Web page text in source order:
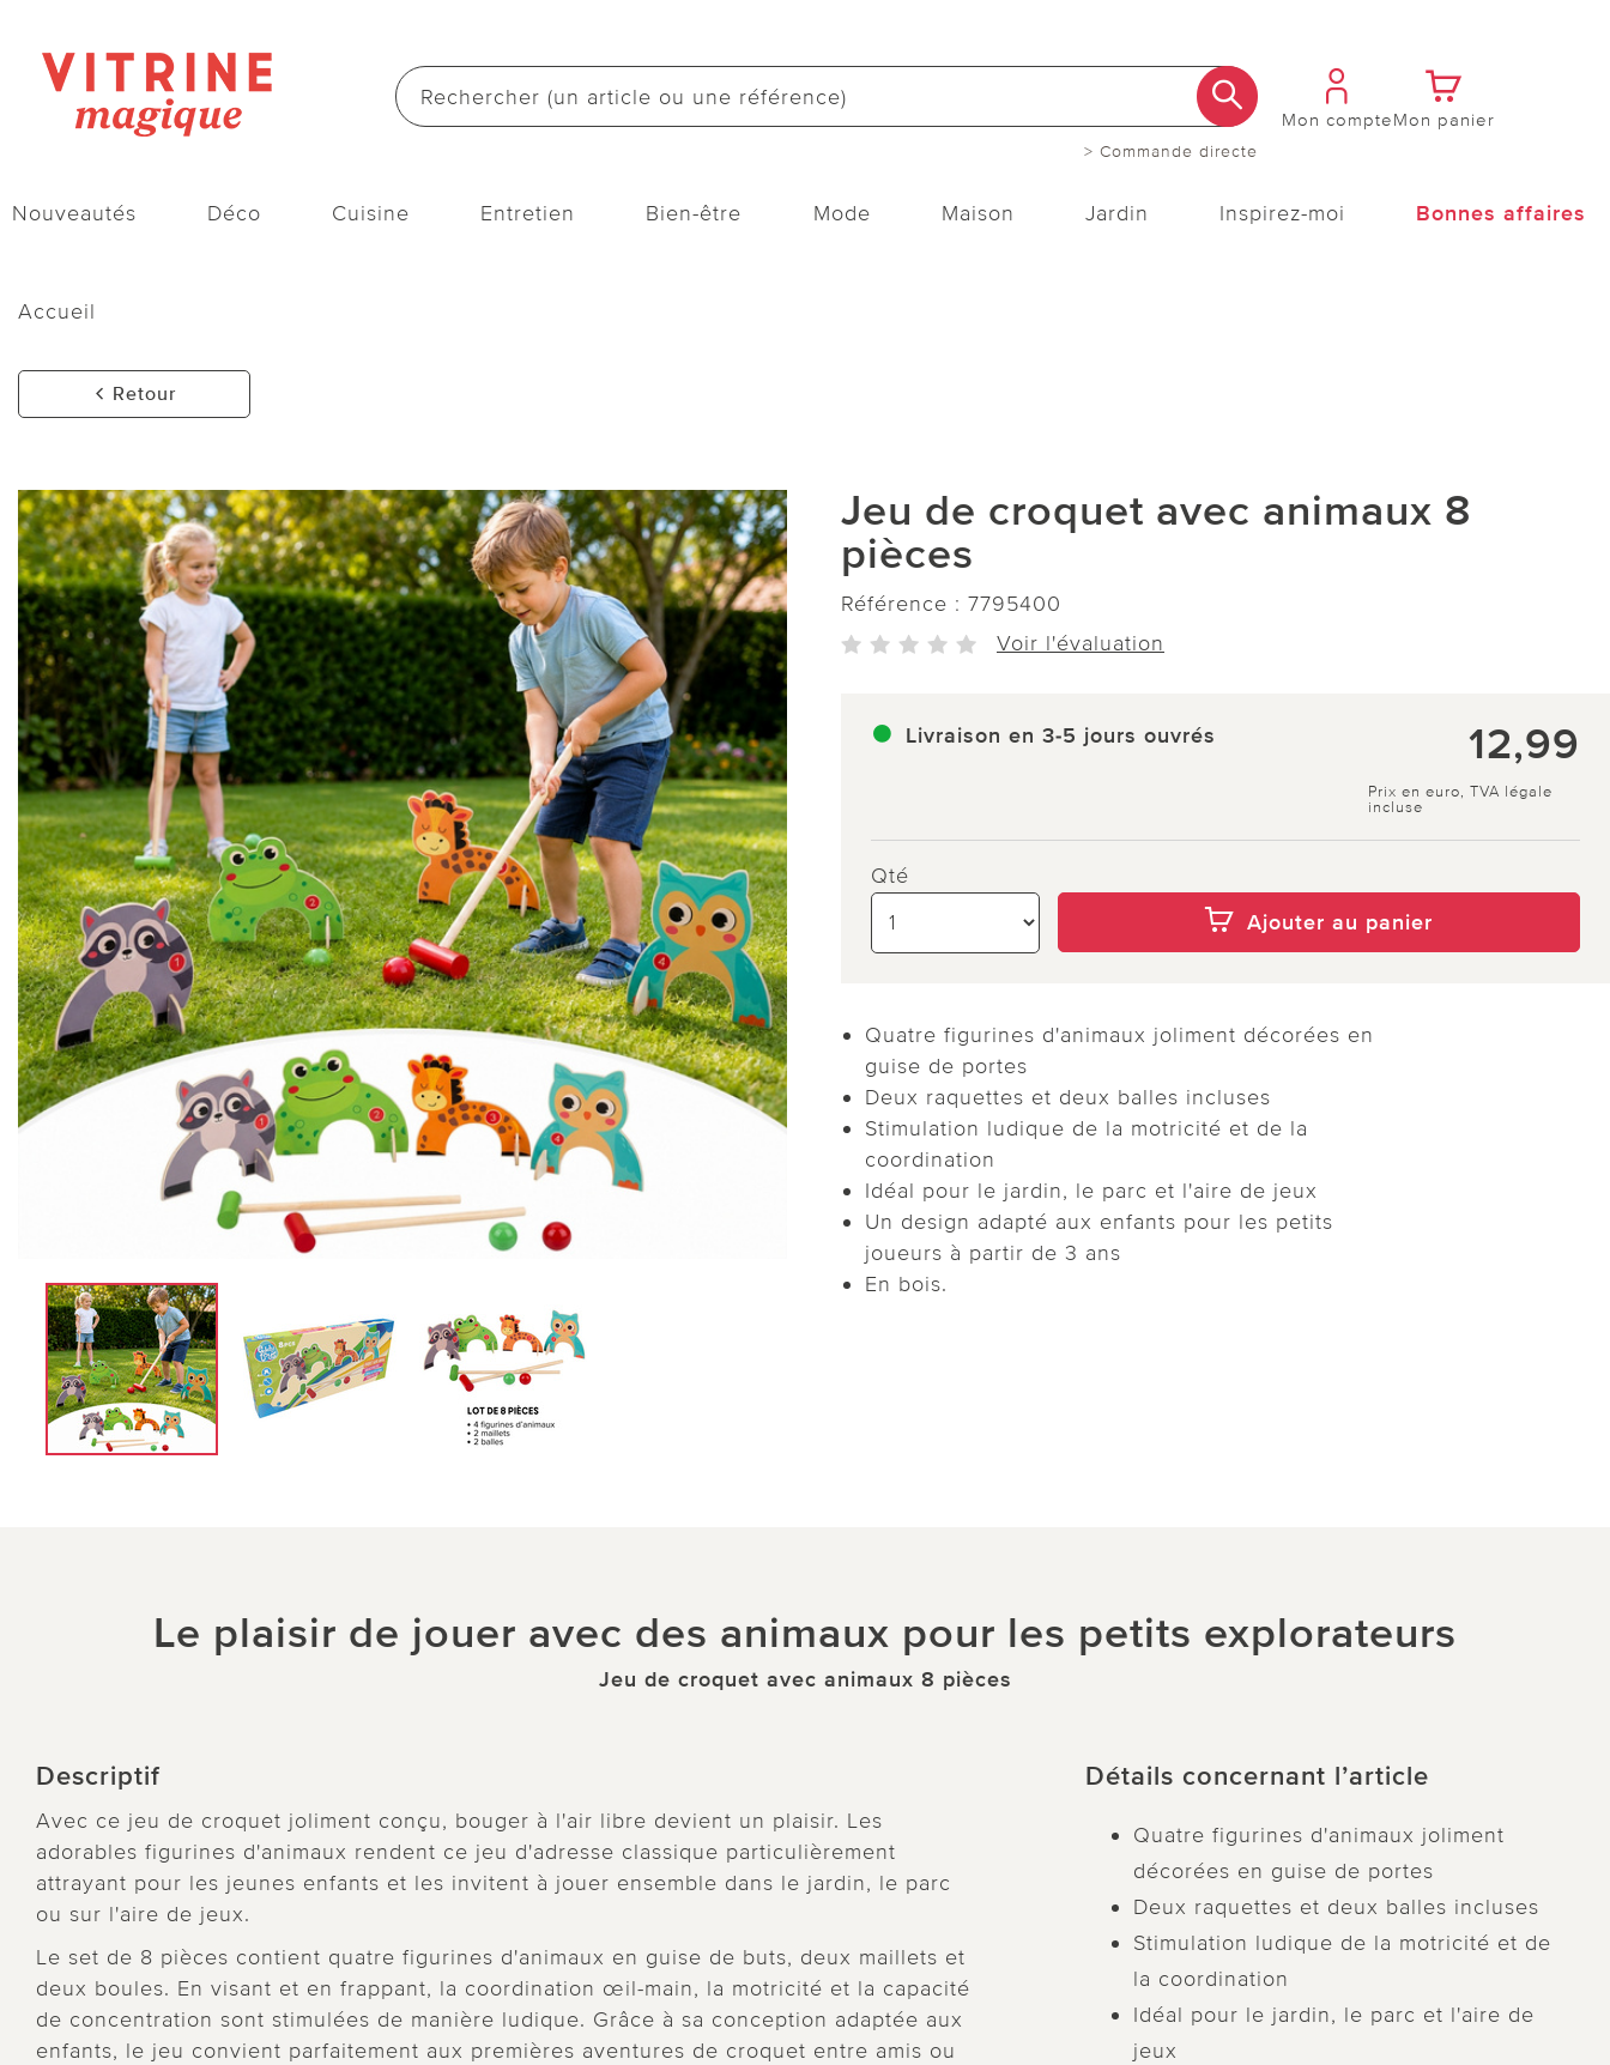
> Commande directe
Mon compteMon panier
Nouveautés Déco Cuisine Entretien Bien-être Mode Maison Jardin Inspirez-moi Bonnes affaires
Accueil
Retour
Jeu de croquet avec animaux 8
pièces
Référence : 7795400
Voir l'évaluation
Livraison en 3-5 jours ouvrés 12,99
Prix en euro, TVA légale
incluse
Qté
Ajouter au panier
Quatre figurines d'animaux joliment décorées en
guise de portes
Deux raquettes et deux balles incluses
Stimulation ludique de la motricité et de la
coordination
Idéal pour le jardin, le parc et l'aire de jeux
Un design adapté aux enfants pour les petits
joueurs à partir de 3 ans
En bois.
Le plaisir de jouer avec des animaux pour les petits explorateurs
Jeu de croquet avec animaux 8 pièces
Descriptif
Avec ce jeu de croquet joliment conçu, bouger à l'air libre devient un plaisir. Les
adorables figurines d'animaux rendent ce jeu d'adresse classique particulièrement
attrayant pour les jeunes enfants et les invitent à jouer ensemble dans le jardin, le parc
ou sur l'aire de jeux.
Le set de 8 pièces contient quatre figurines d'animaux en guise de buts, deux maillets et
deux boules. En visant et en frappant, la coordination œil-main, la motricité et la capacité
de concentration sont stimulées de manière ludique. Grâce à sa conception adaptée aux
enfants, le jeu convient parfaitement aux premières aventures de croquet entre amis ou
Détails concernant l’article
Quatre figurines d'animaux joliment
décorées en guise de portes
Deux raquettes et deux balles incluses
Stimulation ludique de la motricité et de
la coordination
Idéal pour le jardin, le parc et l'aire de
jeux